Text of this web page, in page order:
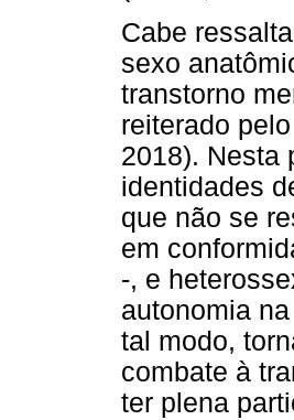
Cabe
sexo
transtorno
reiterado
2018). Nesta
identidades
que não se
em
-, e
autonomia
tal modo,
combate à
ter plena